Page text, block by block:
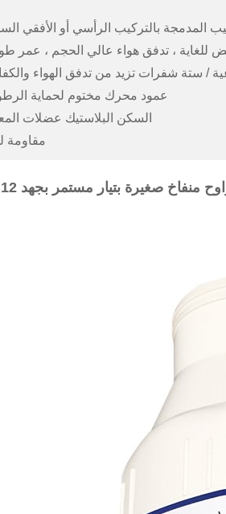
المدمجة بالتركيب الرأسي أو الأفقي
للغاية ، تدفق هواء عالي الحجم ، عمر
/ ستة شفرات تزيد من تدفق الهواء
4. عمود محرك مختوم لحماية
5. السكن البلاستيك عضلات
مقاومة
منفاخ صغيرة بتيار مستمر بجهد 12 فولت